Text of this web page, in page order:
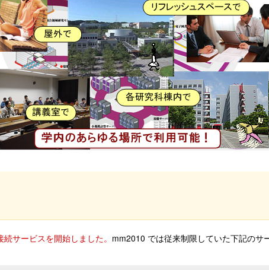
サービスを開始しました。 mm2010 では従来制限していた下記のサ